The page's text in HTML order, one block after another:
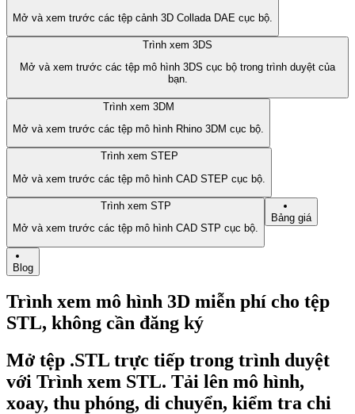
Mở và xem trước các tệp cảnh 3D Collada DAE cục bộ.
Trình xem 3DS
Mở và xem trước các tệp mô hình 3DS cục bộ trong trình duyệt của
bạn.
Trình xem 3DM
Mở và xem trước các tệp mô hình Rhino 3DM cục bộ.
Trình xem STEP
Mở và xem trước các tệp mô hình CAD STEP cục bộ.
Trình xem STP
Mở và xem trước các tệp mô hình CAD STP cục bộ.
Bảng giá
Blog
Trình xem mô hình 3D miễn phí cho tệp
STL, không cần đăng ký
Mở tệp .STL trực tiếp trong trình duyệt
với Trình xem STL. Tải lên mô hình,
xoay, thu phóng, di chuyển, kiểm tra chi